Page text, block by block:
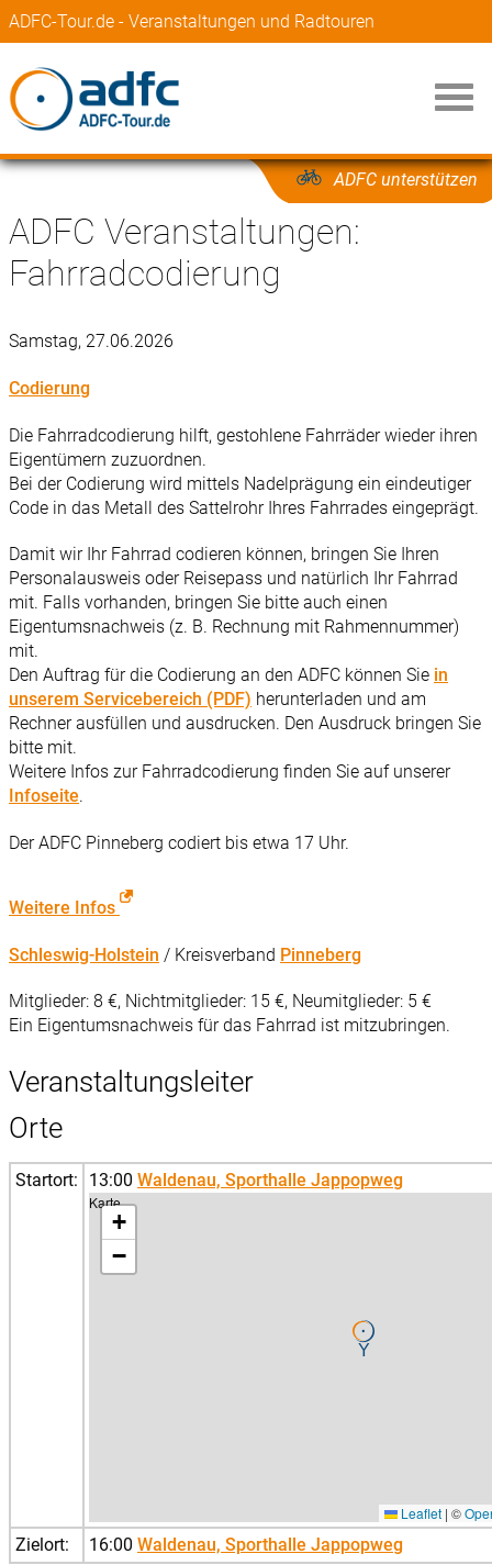
ADFC-Tour.de - Veranstaltungen und Radtouren
ADFC unterstützen
ADFC Veranstaltungen:
Fahrradcodierung
Samstag, 27.06.2026
Codierung
Die Fahrradcodierung hilft, gestohlene Fahrräder wieder ihren
Eigentümern zuzuordnen.
Bei der Codierung wird mittels Nadelprägung ein eindeutiger
Code in das Metall des Sattelrohr Ihres Fahrrades eingeprägt.
Damit wir Ihr Fahrrad codieren können, bringen Sie Ihren
Personalausweis oder Reisepass und natürlich Ihr Fahrrad
mit. Falls vorhanden, bringen Sie bitte auch einen
Eigentumsnachweis (z. B. Rechnung mit Rahmennummer)
mit.
Den Auftrag für die Codierung an den ADFC können Sie in
unserem Servicebereich (PDF) herunterladen und am
Rechner ausfüllen und ausdrucken. Den Ausdruck bringen Sie
bitte mit.
Weitere Infos zur Fahrradcodierung finden Sie auf unserer
Infoseite.
Der ADFC Pinneberg codiert bis etwa 17 Uhr.
Weitere Infos
Schleswig-Holstein / Kreisverband Pinneberg
Mitglieder: 8 €, Nichtmitglieder: 15 €, Neumitglieder: 5 €
Ein Eigentumsnachweis für das Fahrrad ist mitzubringen.
Veranstaltungsleiter
Orte
Startort: 13:00 Waldenau, Sporthalle Jappopweg
Karte
+
−
Leaflet | ©
Zielort: 16:00 Waldenau, Sporthalle Jappopweg